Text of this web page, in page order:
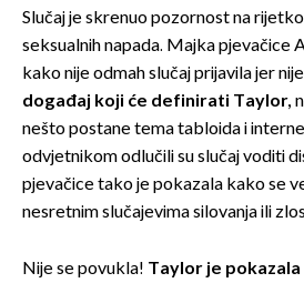
Slučaj je skrenuo pozornost na
seksualnih napada. Majka pjevačice
kako nije odmah slučaj prijavila jer
događaj koji će definirati Taylor,
nešto postane tema tabloida i
odvjetnikom odlučili su slučaj voditi
pjevačice tako je pokazala kako se
nesretnim slučajevima silovanja ili
Nije se povukla! Taylor je